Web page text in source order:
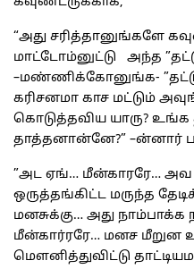
“அது சரித்தானுங்களே
மாட்டோம்னுட்டு அந்த
–மண்ணிக்கோனுங்க-
கரிசனமா காச மட்டும்
கொடுத்தவிய யாரு?
தாத்தனான்னே?” –ன்னார்
”அட ஏங்… மீன்காரரே… அவ
ஒருத்தங்கிட்ட மருந்த
மனசுக்கு… அது
மீன்கார்ரரே… மனச மீறுன
மௌனித்துவிட்டு